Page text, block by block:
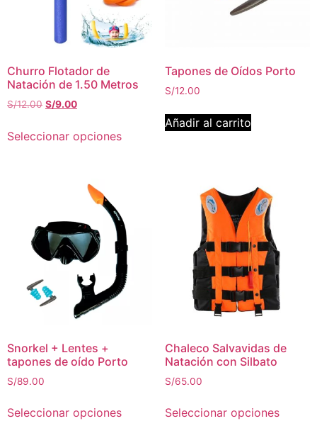
Churro Flotador de
Natación de 1.50 Metros
S/12.00 S/9.00
Seleccionar opciones
Tapones de Oídos Porto
S/12.00
Añadir al carrito
Snorkel + Lentes +
tapones de oído Porto
S/89.00
Seleccionar opciones
Chaleco Salvavidas de
Natación con Silbato
S/65.00
Seleccionar opciones